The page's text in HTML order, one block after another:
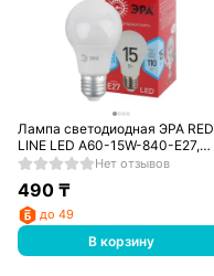
Лампа светодиодная ЭРА RED
LINE LED A60-15W-840-E27,
нейтральныйНет отзывов
490₸
до 49
В корзину